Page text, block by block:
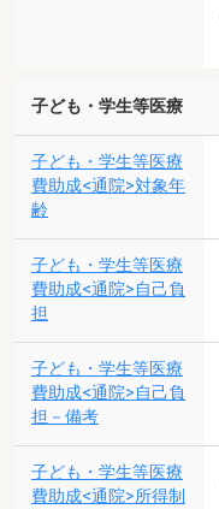
子ども・学生等医療
子ども・学生等医療
費助成<通院>対象年
齢
子ども・学生等医療
費助成<通院>自己負
担
子ども・学生等医療
費助成<通院>自己負
担－備考
子ども・学生等医療
費助成<通院>所得制